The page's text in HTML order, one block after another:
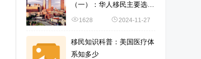
（一）：华人移民主要选择
加州城市！
1628 2024-11-27
移民知识科普：美国医疗体
系知多少